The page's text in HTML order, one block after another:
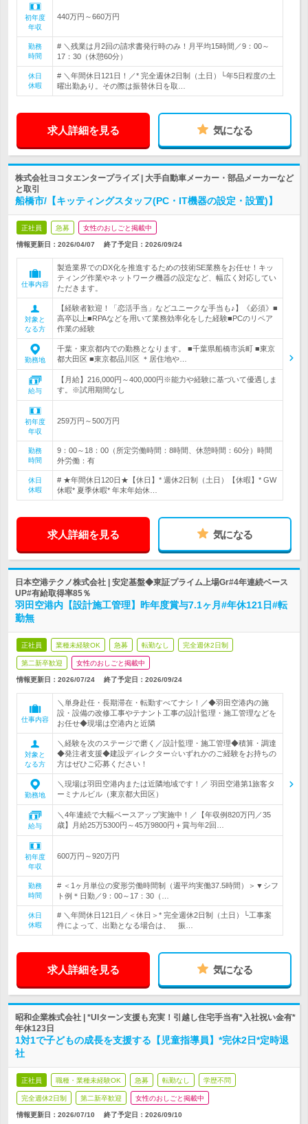
初年度
年収
440万円～660万円
勤務
時間
# ＼残業は月2回の請求書発行時のみ！月平均15時間／9：00～
17：30（休憩60分）
休日
休暇
# ＼年間休日121日！／* 完全週休2日制（土日）└年5日程度の土
曜出勤あり。その際は振替休日を取…
求人詳細を見る 気になる
株式会社ヨコタエンタープライズ | 大手自動車メーカー・部品メーカーなど
と取引
船橋市/【キッティングスタッフ(PC・IT機器の設定・設置)】
正社員 急募 女性のおしごと掲載中
情報更新日：2026/04/07 終了予定日： 2026/09/24
仕事内容
製造業界でのDX化を推進するための技術SE業務をお任せ！キッ
ティング作業やネットワーク機器の設定など、幅広く対応してい
ただきます。
対象と
なる方
【経験者歓迎！「恋活手当」などユニークな手当も♪】《必須》■
高卒以上■RPAなどを用いて業務効率化をした経験■PCのリペア
作業の経験
勤務地
千葉・東京都内での勤務となります。 ■千葉県船橋市浜町 ■東京
都大田区 ■東京都品川区 ＊居住地や…
給与
【月給】216,000円～400,000円※能力や経験に基づいて優遇しま
す。※試用期間なし
初年度
年収
259万円～500万円
勤務
時間
9：00～18：00（所定労働時間：8時間、休憩時間：60分）時間
外労働：有
休日
休暇
# ★年間休日120日★【休日】* 週休2日制（土日）【休暇】* GW
休暇* 夏季休暇* 年末年始休…
求人詳細を見る 気になる
日本空港テクノ株式会社 | 安定基盤◆東証プライム上場Gr#4年連続ベース
UP#有給取得率85％
羽田空港内【設計施工管理】昨年度賞与7.1ヶ月#年休121日#転
勤無
正社員 業種未経験OK 急募 転勤なし 完全週休2日制
第二新卒歓迎 女性のおしごと掲載中
情報更新日：2026/07/24 終了予定日： 2026/09/24
仕事内容
＼単身赴任・長期滞在・転勤すべてナシ！／◆羽田空港内の施
設・設備の改修工事やテナント工事の設計監理・施工管理などを
お任せ◆現場は空港内と近隣
対象と
なる方
＼経験を次のステージで磨く／設計監理・施工管理◆積算・調達
◆発注者支援◆建設ディレクター☆いずれかのご経験をお持ちの
方はぜひご応募ください！
勤務地
＼現場は羽田空港内または近隣地域です！／ 羽田空港第1旅客タ
ーミナルビル（東京都大田区）
給与
＼4年連続で大幅ベースアップ実施中！／【年収例820万円／35
歳】月給25万5300円～45万9800円＋賞与年2回…
初年度
年収
600万円～920万円
勤務
時間
# ＜1ヶ月単位の変形労働時間制（週平均実働37.5時間）＞▼シフ
ト例＊日勤／9：00～17：30（…
休日
休暇
# ＼年間休日121日／＜休日＞* 完全週休2日制（土日）└工事案
件によって、出勤となる場合は、 振…
求人詳細を見る 気になる
昭和企業株式会社 | *UIターン支援も充実！引越し住宅手当有*入社祝い金有*
年休123日
1対1で子どもの成長を支援する【児童指導員】*完休2日*定時退
社
正社員 職種・業種未経験OK 急募 転勤なし 学歴不問
完全週休2日制 第二新卒歓迎 女性のおしごと掲載中
情報更新日：2026/07/10 終了予定日： 2026/09/10